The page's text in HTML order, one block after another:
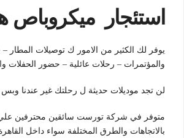
استئجار
يوفر لك الكثير من الامور ك توصيلات المطار
والمؤتمرات – رحلات عائلية – حضور الحفلات
لن تجد موديلات حديثة ل رحلتك غير عندنا وبس
متوفر في شركة تورست سائقين محترفين علي
بالاتجاهات والطرق المختلفة سواء داخل